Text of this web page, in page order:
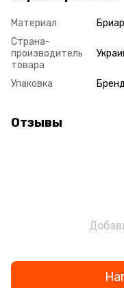
Материал
Бриар
Страна-
производитель
товара
Упаковка
Отзывы